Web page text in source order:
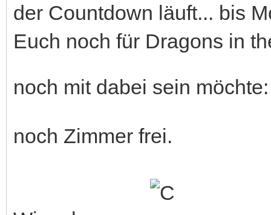
der Countdown läuft... bis
Euch noch für Dragons in
noch mit dabei sein
noch Zimmer frei.